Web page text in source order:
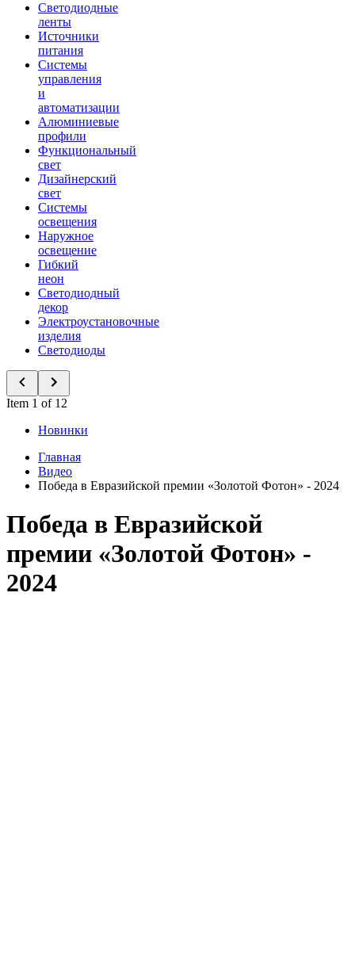
Светодиодные
ленты
Источники
питания
Системы
управления
и
автоматизации
Алюминиевые
профили
Функциональный
свет
Дизайнерский
свет
Системы
освещения
Наружное
освещение
Гибкий
неон
Светодиодный
декор
Электроустановочные
изделия
Светодиоды
Item 1 of 12
Новинки
Главная
Видео
Победа в Евразийской премии «Золотой Фотон» - 2024
Победа в Евразийской
премии «Золотой Фотон» -
2024